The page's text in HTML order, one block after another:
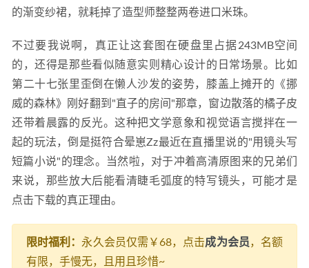
的渐变纱裙，就耗掉了造型师整整两卷进口米珠。
不过要我说啊，真正让这套图在硬盘里占据243MB空间
的，还得是那些看似随意实则精心设计的日常场景。比如
第二十七张里歪倒在懒人沙发的姿势，膝盖上摊开的《挪
威的森林》刚好翻到"直子的房间"那章，窗边散落的橘子皮
还带着晨露的反光。这种把文学意象和视觉语言搅拌在一
起的玩法，倒是挺符合晕崽Zz最近在直播里说的"用镜头写
短篇小说"的理念。当然啦，对于冲着高清原图来的兄弟们
来说，那些放大后能看清睫毛弧度的特写镜头，可能才是
点击下载的真正理由。
限时福利： 永久会员仅需￥68，点击成为会员，名额
有限，手慢无，且用且珍惜~